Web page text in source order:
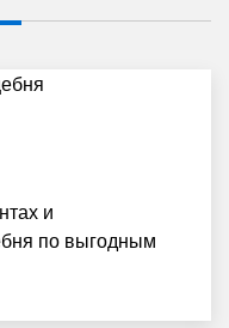
и
по выгодным